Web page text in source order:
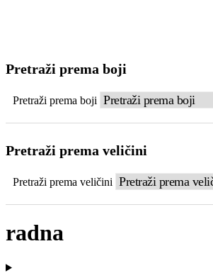
Pretraži prema boji
Pretraži prema boji
Pretraži prema veličini
Pretraži prema veličini
radna